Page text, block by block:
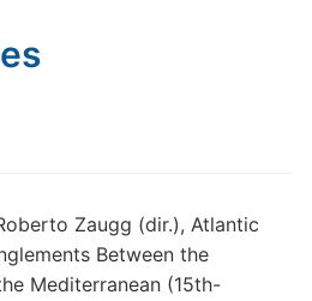
Zaugg (dir.), Atlantic
Between the
Mediterranean (15th-